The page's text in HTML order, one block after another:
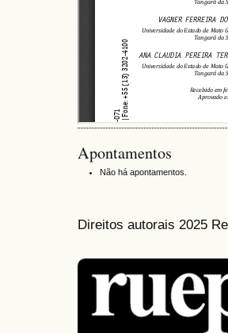
Apontamentos
Não há apontamentos.
Direitos autorais 2025